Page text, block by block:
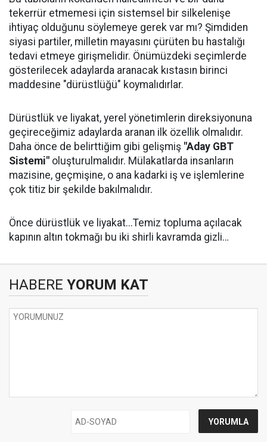
tekerrür etmemesi için sistemsel bir silkelenişe
ihtiyaç olduğunu söylemeye gerek var mı? Şimdiden
siyasi partiler, milletin mayasını çürüten bu hastalığı
tedavi etmeye girişmelidir. Önümüzdeki seçimlerde
gösterilecek adaylarda aranacak kıstasın birinci
maddesine "dürüstlüğü" koymalıdırlar.
Dürüstlük ve liyakat, yerel yönetimlerin direksiyonuna
geçireceğimiz adaylarda aranan ilk özellik olmalıdır.
Daha önce de belirttiğim gibi gelişmiş "Aday GBT
Sistemi" oluşturulmalıdır. Mülakatlarda insanların
mazisine, geçmişine, o ana kadarki iş ve işlemlerine
çok titiz bir şekilde bakılmalıdır.
Önce dürüstlük ve liyakat...Temiz topluma açılacak
kapının altın tokmağı bu iki shirli kavramda gizli…
HABERE YORUM KAT